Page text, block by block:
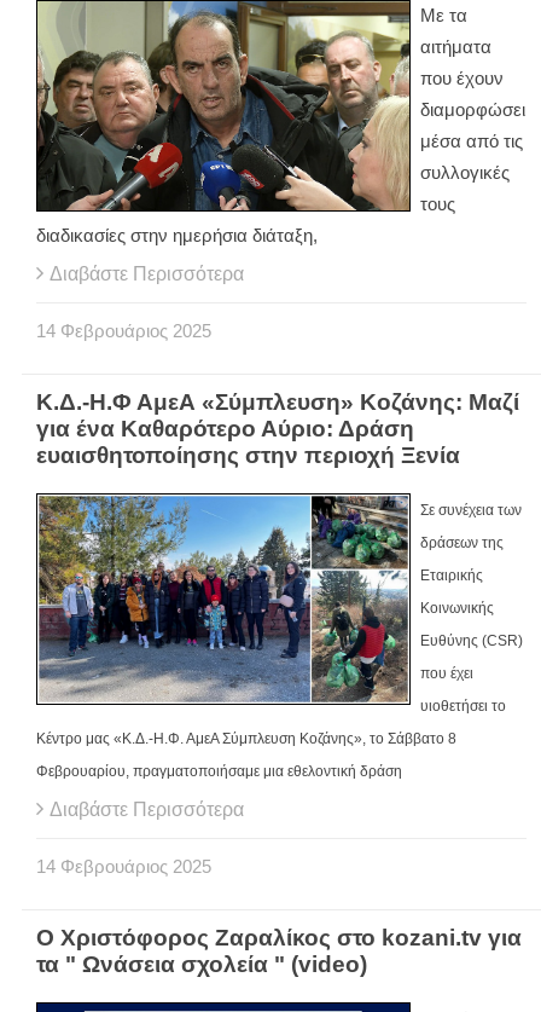
Με τα
αιτήματα
που έχουν
διαμορφώσει
μέσα από τις
συλλογικές
τους
διαδικασίες στην ημερήσια διάταξη,
Διαβάστε Περισσότερα
14 Φεβρουάριος 2025
Κ.Δ.-Η.Φ ΑμεΑ «Σύμπλευση» Κοζάνης: Μαζί
για ένα Καθαρότερο Αύριο: Δράση
ευαισθητοποίησης στην περιοχή Ξενία
Σε συνέχεια των
δράσεων της
Εταιρικής
Κοινωνικής
Ευθύνης (CSR)
που έχει
υιοθετήσει το
Κέντρο μας «Κ.Δ.-Η.Φ. ΑμεΑ Σύμπλευση Κοζάνης» , το Σάββατο 8
Φεβρουαρίου, πραγματοποιήσαμε μια εθελοντική δράση
Διαβάστε Περισσότερα
14 Φεβρουάριος 2025
O Χριστόφορος Ζαραλίκος στο kozani.tv για
τα " Ωνάσεια σχολεία " (video)